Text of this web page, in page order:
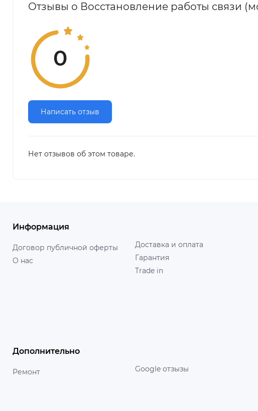
Отзывы о Восстановление работы связи
0
Написать отзыв
Нет отзывов об этом товаре.
Информация
Договор публичной оферты
О нас
Доставка и оплата
Гарантия
Trade in
Дополнительно
Ремонт Google отзызы